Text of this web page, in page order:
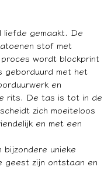
liefde gemaakt. De
stof met
wordt blockprint
geborduurd met het
en
rits. De tas is tot in de
zich moeiteloos
en met een
unieke
geest zijn ontstaan en